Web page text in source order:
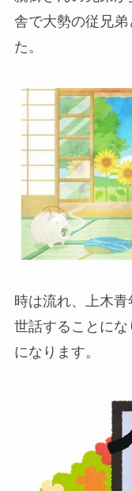
舎で大勢の従兄
た。
時は流れ、上木
世話することに
になります。